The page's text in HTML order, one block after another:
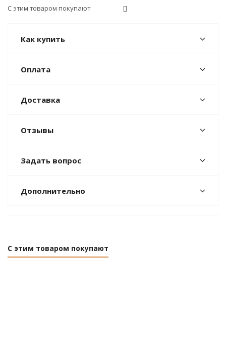
С этим товаром покупают []
Как купить
Оплата
Доставка
Отзывы
Задать вопрос
Дополнительно
С этим товаром покупают